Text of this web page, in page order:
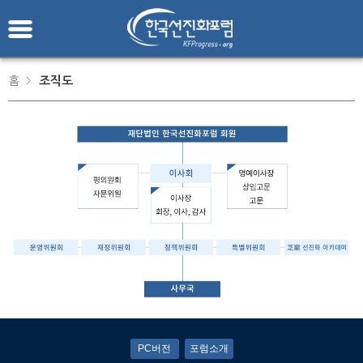
홈 조직도
PC버전 포럼소개